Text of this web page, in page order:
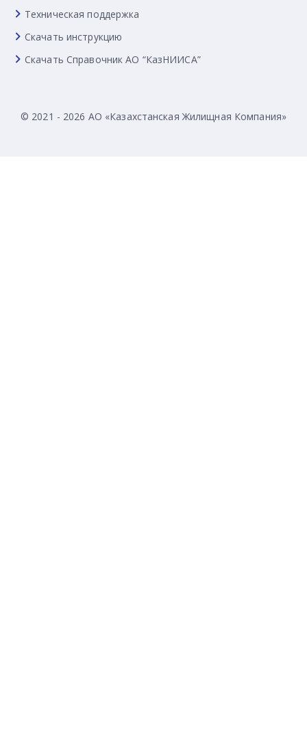
Техническая поддержка
Скачать инструкцию
Скачать Справочник АО “КазНИИСА”
© 2021 - 2026 АО «Казахстанская Жилищная Компания»